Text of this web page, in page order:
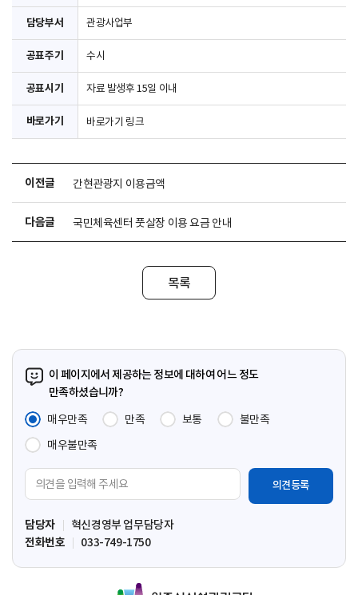
담당부서 관광사업부
공표주기 수시
공표시기 자료 발생후 15일 이내
바로가기 바로가기 링크
이전글 간현관광지 이용금액
다음글 국민체육센터 풋살장 이용 요금 안내
목록
이 페이지에서 제공하는 정보에 대하여 어느 정도
만족하셨습니까?
매우만족
만족 보통
불만족
매우불만족
견
입
력
담당자
혁신경영부 업무담당자
전화번호
033-749-1750